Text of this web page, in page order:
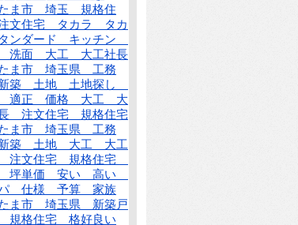
ま市 埼玉 規格住
文住宅 タカラ タカ
ンダード キッチン
洗面 大工 大工社長
ま市 埼玉県 工務
築 土地 土地探し
適正 価格 大工 大
注文住宅 規格住宅
ま市 埼玉県 工務
築 土地 大工 大工
注文住宅 規格住宅
坪単価 安い 高い
パ 仕様 予算 家族
ま市 埼玉県 新築戸
規格住宅 格好良い